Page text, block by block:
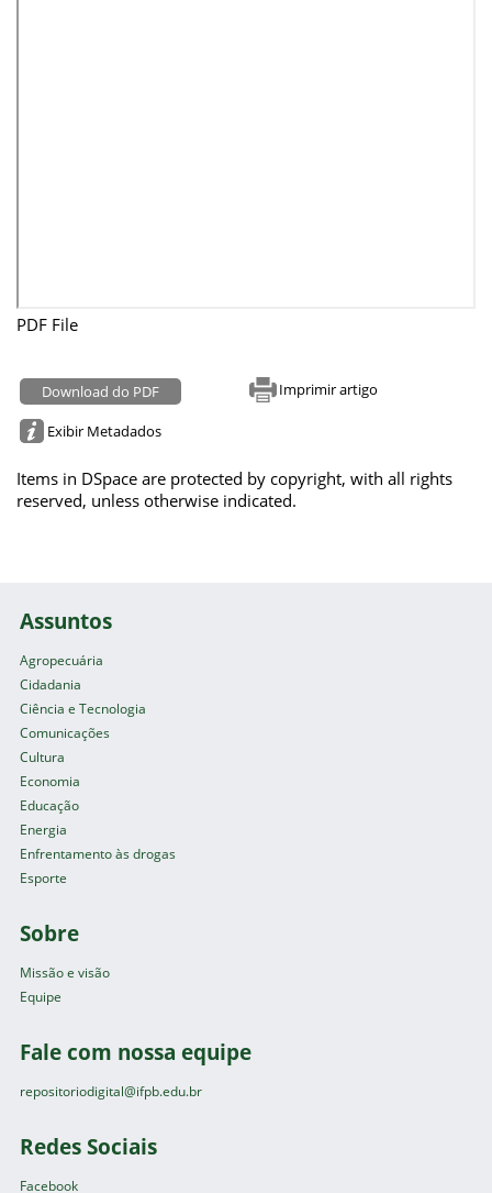
PDF File
Download do PDF Imprimir artigo
Exibir Metadados
Items in DSpace are protected by copyright, with all rights
reserved, unless otherwise indicated.
Assuntos
Agropecuária
Cidadania
Ciência e Tecnologia
Comunicações
Cultura
Economia
Educação
Energia
Enfrentamento às drogas
Esporte
Sobre
Missão e visão
Equipe
Fale com nossa equipe
repositoriodigital@ifpb.edu.br
Redes Sociais
Facebook